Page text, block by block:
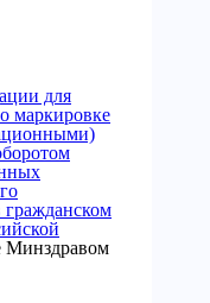
для
маркировке
Минздравом